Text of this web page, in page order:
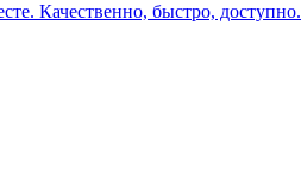
Качественно, быстро, доступно.